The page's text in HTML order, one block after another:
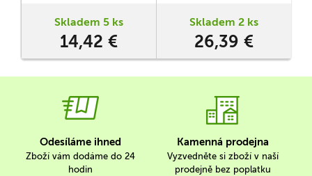
10 vteřin?
Skladem 5 ks
14,42 €
Skladem 2 ks
26,39 €
Odesíláme ihned
Zboží vám dodáme do 24
hodin
Kamenná prodejna
Vyzvedněte si zboží v naší
prodejně bez poplatku